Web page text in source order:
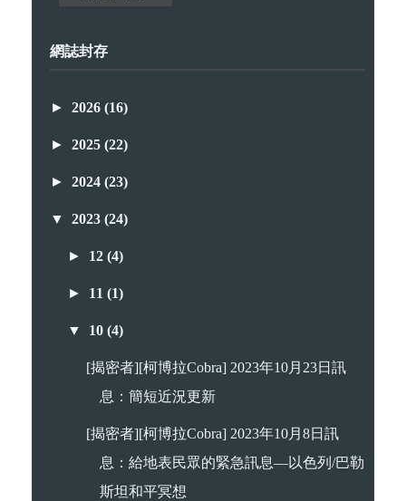
網誌封存
► 2026 (16)
► 2025 (22)
► 2024 (23)
▼ 2023 (24)
► 12(4)
► 11(1)
▼ 10(4)
[揭密者][柯博拉Cobra] 2023年10月23日訊
息：簡短近況更新
[揭密者][柯博拉Cobra] 2023年10月8日訊
息：給地表民眾的緊急訊息—以色列/巴勒
斯坦和平冥想